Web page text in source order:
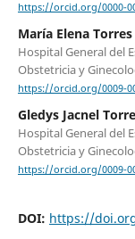
https://orcid.org/0000-
María Elena
Hospital General del
Obstetricia y
https://orcid.org/0009-
Gledys Jacnel
Hospital General del
Obstetricia y
https://orcid.org/0009-
DOI: https://